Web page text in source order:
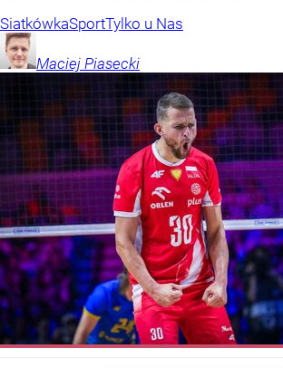
SiatkówkaSportTylko u Nas
Maciej Piasecki